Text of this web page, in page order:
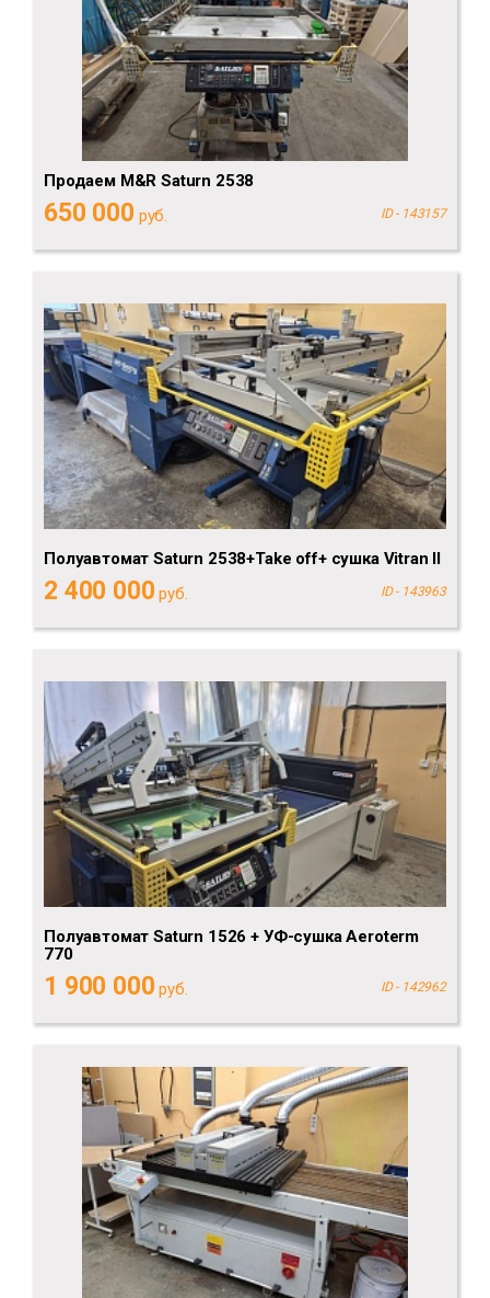
Продаем M&R Saturn 2538
650 000 руб. ID - 143157
Полуавтомат Saturn 2538+Take off+ сушка Vitran II
2 400 000 руб. ID - 143963
Полуавтомат Saturn 1526 + УФ-сушка Aeroterm
770
1 900 000 руб. ID - 142962